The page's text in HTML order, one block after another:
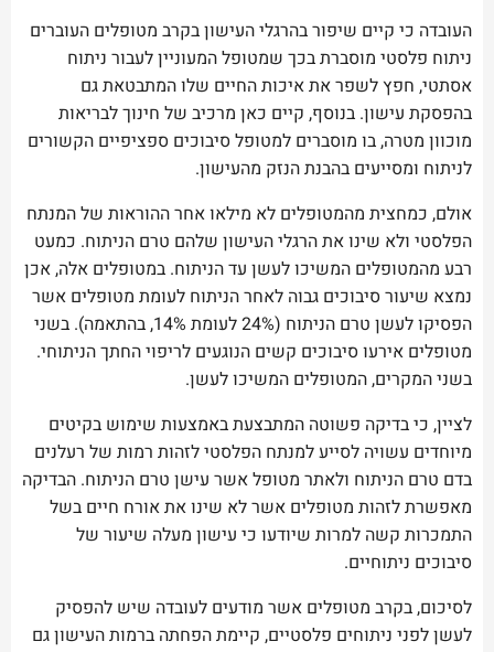
העובדה כי קיים שיפור בהרגלי העישון בקרב מטופלים העוברים
ניתוח פלסטי מוסברת בכך שמטופל המעוניין לעבור ניתוח
אסתטי, חפץ לשפר את איכות החיים שלו המתבטאת גם
בהפסקת עישון. בנוסף, קיים כאן מרכיב של חינוך לבריאות
מוכוון מטרה, בו מוסברים למטופל סיבוכים ספציפיים הקשורים
לניתוח ומסייעים בהבנת הנזק מהעישון.
אולם, כמחצית מהמטופלים לא מילאו אחר ההוראות של המנתח
הפלסטי ולא שינו את הרגלי העישון שלהם טרם הניתוח. כמעט
רבע מהמטופלים המשיכו לעשן עד הניתוח. במטופלים אלה, אכן
נמצא שיעור סיבוכים גבוה לאחר הניתוח לעומת מטופלים אשר
הפסיקו לעשן טרם הניתוח (24% לעומת 14%, בהתאמה). בשני
מטופלים אירעו סיבוכים קשים הנוגעים לריפוי החתך הניתוחי.
בשני המקרים, המטופלים המשיכו לעשן.
לציין, כי בדיקה פשוטה המתבצעת באמצעות שימוש בקיטים
מיוחדים עשויה לסייע למנתח הפלסטי לזהות רמות של רעלנים
בדם טרם הניתוח ולאתר מטופל אשר עישן טרם הניתוח. הבדיקה
מאפשרת לזהות מטופלים אשר לא שינו את אורח חיים בשל
התמכרות קשה למרות שיודעו כי עישון מעלה שיעור של
סיבוכים ניתוחיים.
לסיכום, בקרב מטופלים אשר מודעים לעובדה שיש להפסיק
לעשן לפני ניתוחים פלסטיים, קיימת הפחתה ברמות העישון גם